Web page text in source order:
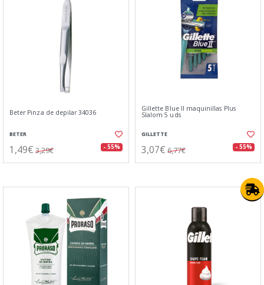
Beter Pinza de depilar 34036
BETER
1,49€ 3,29€ - 55%
Gillette Blue II maquinillas Plus
Slalom 5 uds
GILLETTE
3,07€ 6,77€ - 55%